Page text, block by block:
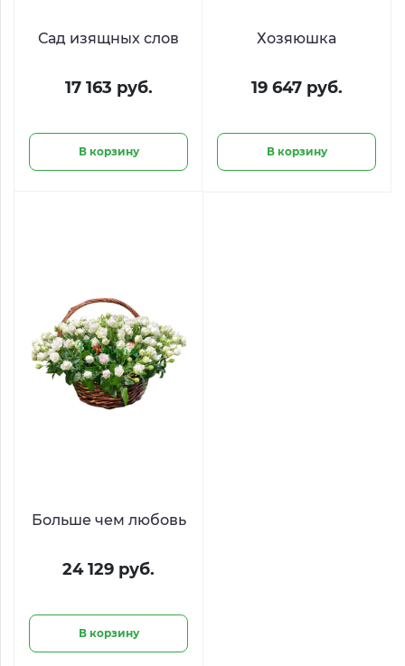
Сад изящных слов
17 163 руб.
В корзину
Хозяюшка
19 647 руб.
В корзину
Больше чем любовь
24 129 руб.
В корзину